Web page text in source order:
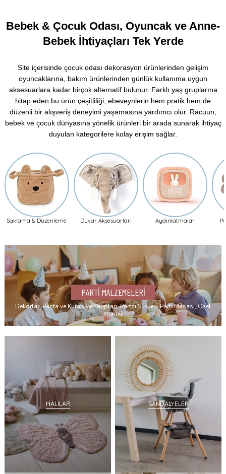
Bebek & Çocuk Odası, Oyuncak ve Anne-
Bebek İhtiyaçları Tek Yerde
Site içerisinde çocuk odası dekorasyon ürünlerinden gelişim
oyuncaklarına, bakım ürünlerinden günlük kullanıma uygun
aksesuarlara kadar birçok alternatif bulunur. Farklı yaş gruplarına
hitap eden bu ürün çeşitliliği, ebeveynlerin hem pratik hem de
düzenli bir alışveriş deneyimi yaşamasına yardımcı olur. Racuun,
bebek ve çocuk dünyasına yönelik ürünleri bir arada sunarak ihtiyaç
duyulan kategorilere kolay erişim sağlar.
Saklama & Düzenleme Duvar Aksesuarları Aydınlatmalar
PARTİ MALZEMELERİ
Dekorlar, Pasta ve Kurabiye Kalıpları, Partsi Süsleri, Parti Masası, Özel
Günler
HALILAR SANDALYELER